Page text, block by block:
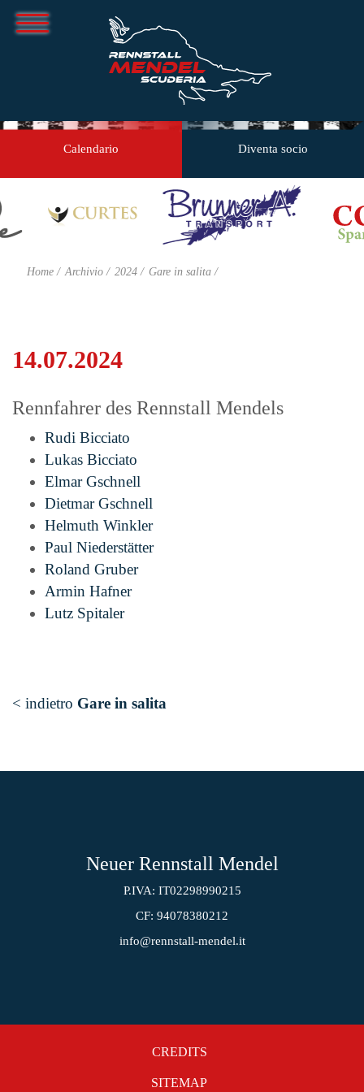
Calendario Diventa socio
Home Archivio 2024 Gare in salita
14.07.2024
Rennfahrer des Rennstall Mendels
Rudi Bicciato
Lukas Bicciato
Elmar Gschnell
Dietmar Gschnell
Helmuth Winkler
Paul Niederstätter
Roland Gruber
Armin Hafner
Lutz Spitaler
< indietro Gare in salita
Neuer Rennstall Mendel
P.IVA: IT02298990215
CF: 94078380212
info@rennstall-mendel.it
CREDITS
SITEMAP